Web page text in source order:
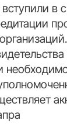
вступили в